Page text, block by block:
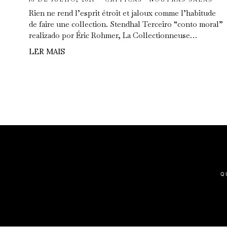
Rien ne rend l’esprit étroit et jaloux comme l’habitude
de faire une collection. Stendhal Terceiro “conto moral”
realizado por Éric Rohmer, La Collectionneuse…
LER MAIS